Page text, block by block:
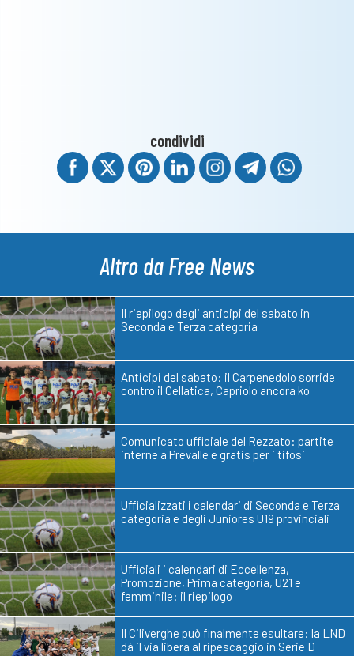
condividi
Altro da Free News
Il riepilogo degli anticipi del sabato in
Seconda e Terza categoria
Anticipi del sabato: il Carpenedolo sorride
contro il Cellatica, Capriolo ancora ko
Comunicato ufficiale del Rezzato: partite
interne a Prevalle e gratis per i tifosi
Ufficializzati i calendari di Seconda e Terza
categoria e degli Juniores U19 provinciali
Ufficiali i calendari di Eccellenza,
Promozione, Prima categoria, U21 e
femminile: il riepilogo
Il Ciliverghe può finalmente esultare: la LND
dà il via libera al ripescaggio in Serie D